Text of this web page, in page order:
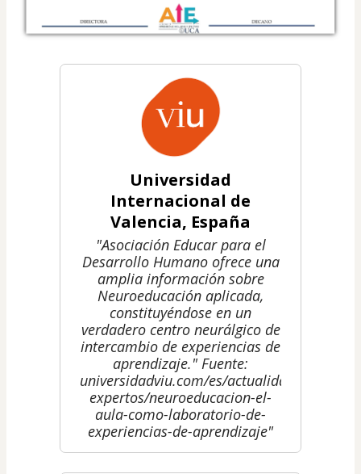
Universidad
Internacional de
Valencia, España
"Asociación Educar para el
Desarrollo Humano ofrece una
amplia información sobre
Neuroeducación aplicada,
constituyéndose en un
verdadero centro neurálgico de
intercambio de experiencias de
aprendizaje." Fuente:
universidadviu.com/es/actualidad/nuestros-
expertos/neuroeducacion-el-
aula-como-laboratorio-de-
experiencias-de-aprendizaje"